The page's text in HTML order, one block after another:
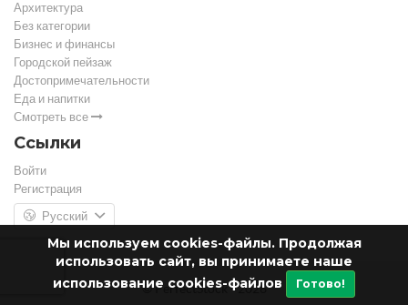
Мы используем cookies-файлы. Продолжая
использовать сайт, вы принимаете наше
использование cookies-файлов
Готово!
Архитектура
Без категории
Бизнес и финансы
Городской пейзаж
Достопримечательности
Еда и напитки
Смотреть все
Ссылки
Войти
Регистрация
Русский
© PerfectStock - 2026